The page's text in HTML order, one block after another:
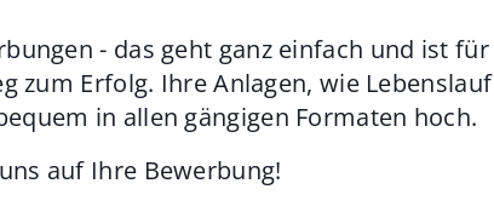
- das geht ganz einfach und ist für
zum Erfolg. Ihre Anlagen, wie Lebenslauf
in allen gängigen Formaten hoch.
auf Ihre Bewerbung!